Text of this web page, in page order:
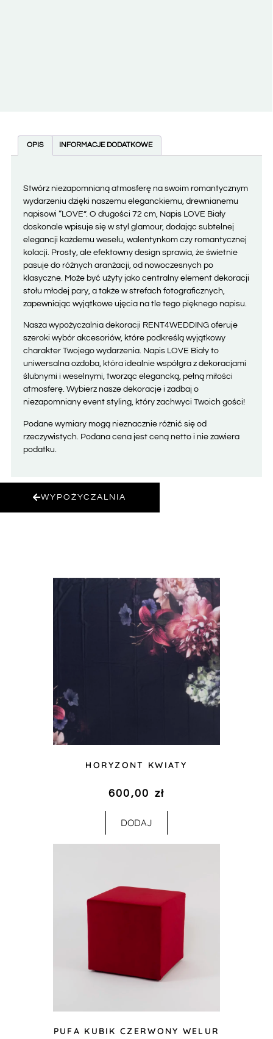
OPIS INFORMACJE DODATKOWE
Stwórz niezapomnianą atmosferę na swoim romantycznym
wydarzeniu dzięki naszemu eleganckiemu, drewnianemu
napisowi “LOVE”. O długości 72 cm, Napis LOVE Biały
doskonale wpisuje się w styl glamour, dodając subtelnej
elegancji każdemu weselu, walentynkom czy romantycznej
kolacji. Prosty, ale efektowny design sprawia, że świetnie
pasuje do różnych aranżacji, od nowoczesnych po
klasyczne. Może być użyty jako centralny element dekoracji
stołu młodej pary, a także w strefach fotograficznych,
zapewniając wyjątkowe ujęcia na tle tego pięknego napisu.
Nasza wypożyczalnia dekoracji RENT4WEDDING oferuje
szeroki wybór akcesoriów, które podkreślą wyjątkowy
charakter Twojego wydarzenia. Napis LOVE Biały to
uniwersalna ozdoba, która idealnie współgra z dekoracjami
ślubnymi i weselnymi, tworząc elegancką, pełną miłości
atmosferę. Wybierz nasze dekoracje i zadbaj o
niezapomniany event styling, który zachwyci Twoich gości!
Podane wymiary mogą nieznacznie różnić się od
rzeczywistych. Podana cena jest ceną netto i nie zawiera
podatku.
WYPOŻYCZALNIA
HORYZONT KWIATY
600,00 zł
DODAJ
PUFA KUBIK CZERWONY WELUR